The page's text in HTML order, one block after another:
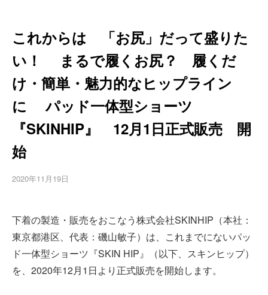
これからは 「お尻」だって盛りた
い！ まるで履くお尻？ 履くだ
け・簡単・魅力的なヒップライン
に パッド一体型ショーツ
『SKINHIP』 12月1日正式販売 開
始
2020年11月19日
下着の製造・販売をおこなう株式会社SKINHIP（本社：
東京都港区、代表：磯山敏子）は、これまでにないパッ
ド一体型ショーツ『SKIN HIP』（以下、スキンヒップ）
を、2020年12月1日より正式販売を開始します。